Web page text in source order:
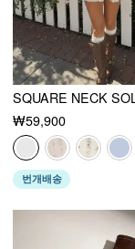
₩59,900
번개배송